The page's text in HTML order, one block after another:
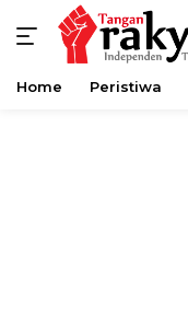
Langsung
Home Peristiwa